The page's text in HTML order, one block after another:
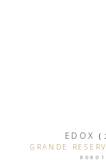
EDOX（
GRANDE